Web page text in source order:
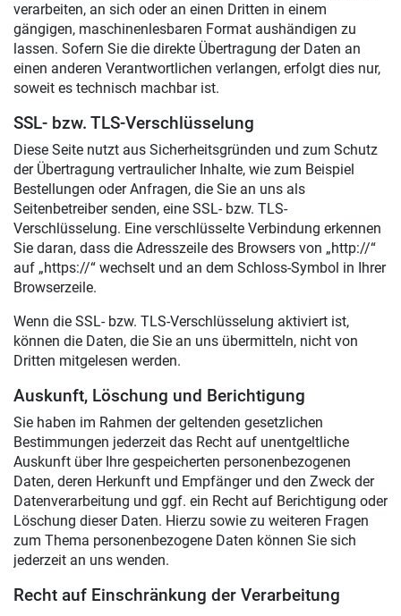
verarbeiten, an sich oder an einen Dritten in einem
gängigen, maschinenlesbaren Format aushändigen zu
lassen. Sofern Sie die direkte Übertragung der Daten an
einen anderen Verantwortlichen verlangen, erfolgt dies nur,
soweit es technisch machbar ist.
SSL- bzw. TLS-Verschlüsselung
Diese Seite nutzt aus Sicherheitsgründen und zum Schutz
der Übertragung vertraulicher Inhalte, wie zum Beispiel
Bestellungen oder Anfragen, die Sie an uns als
Seitenbetreiber senden, eine SSL- bzw. TLS-
Verschlüsselung. Eine verschlüsselte Verbindung erkennen
Sie daran, dass die Adresszeile des Browsers von „http://“
auf „https://“ wechselt und an dem Schloss-Symbol in Ihrer
Browserzeile.
Wenn die SSL- bzw. TLS-Verschlüsselung aktiviert ist,
können die Daten, die Sie an uns übermitteln, nicht von
Dritten mitgelesen werden.
Auskunft, Löschung und Berichtigung
Sie haben im Rahmen der geltenden gesetzlichen
Bestimmungen jederzeit das Recht auf unentgeltliche
Auskunft über Ihre gespeicherten personenbezogenen
Daten, deren Herkunft und Empfänger und den Zweck der
Datenverarbeitung und ggf. ein Recht auf Berichtigung oder
Löschung dieser Daten. Hierzu sowie zu weiteren Fragen
zum Thema personenbezogene Daten können Sie sich
jederzeit an uns wenden.
Recht auf Einschränkung der Verarbeitung